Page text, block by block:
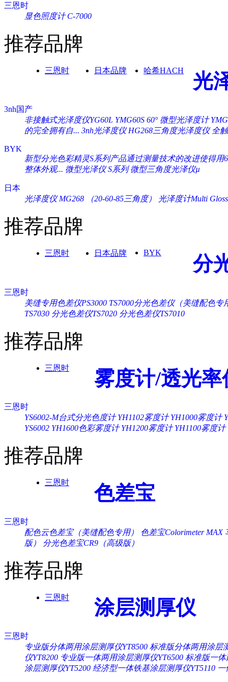
三恩时
显色照度计 C-7000
推荐品牌
三恩时 日本品牌 哈希HACH 光
3nh国产
非接触式光泽度仪YG60L YMG60S 60° 微型光泽度计
的完全拥有自... 3nh光泽度仪 HG268三角度光泽度仪 全
BYK
新型分光色彩精灵S系列产品通过测量技术的改进使得用
整体外观... 微型光泽仪 S系列 微型三角度光泽仪µ
日本
光泽度仪 MG268 （20-60-85三角度）
光泽度计Multi
推荐品牌
三恩时 日本品牌 BYK 分
三恩时
美缝专用色差仪PS3000 TS7000分光色差仪（美缝配色专
TS7030 分光色差仪TS7020 分光色差仪TS7010
推荐品牌
三恩时 雾度计/透光率
三恩时
YS6002-M台式分光色度计 YH1102雾度计 YH1000雾度计
YS6002 YH1600色彩雾度计 YH1200雾度计 YH1100雾度计
推荐品牌
三恩时 色差宝
三恩时
配色云色差宝（美缝配色专用）
色差宝Colorimeter MAX
版）
分光色差宝CR9（高级版）
推荐品牌
三恩时 涂层测厚仪
三恩时
专业版分体两用涂层测厚仪YT8500 标准版分体两用涂层
仪YT8200 专业版一体两用涂层测厚仪YT6500 标准版一体
涂层测厚仪YT5200 经济型一体铁基涂层测厚仪YT5110 一